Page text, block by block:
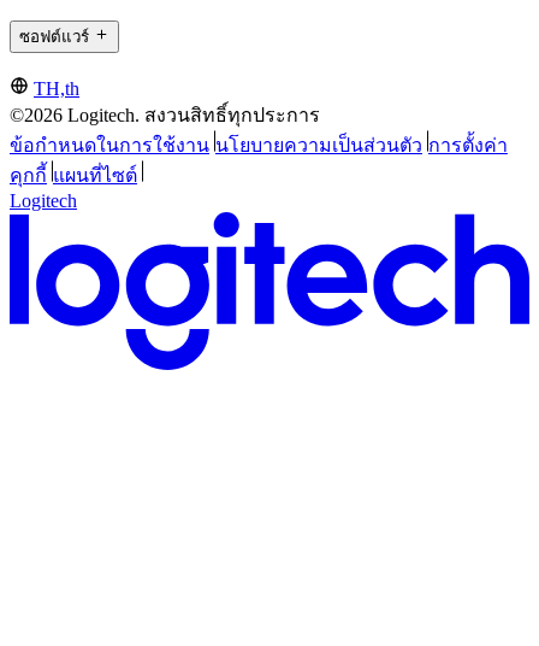
ซอฟต์แวร์
TH,th
©2026 Logitech. สงวนสิทธิ์ทุกประการ
ข้อกำหนดในการใช้งาน นโยบายความเป็นส่วนตัว การตั้งค่า
คุกกี้ แผนที่ไซต์
Logitech